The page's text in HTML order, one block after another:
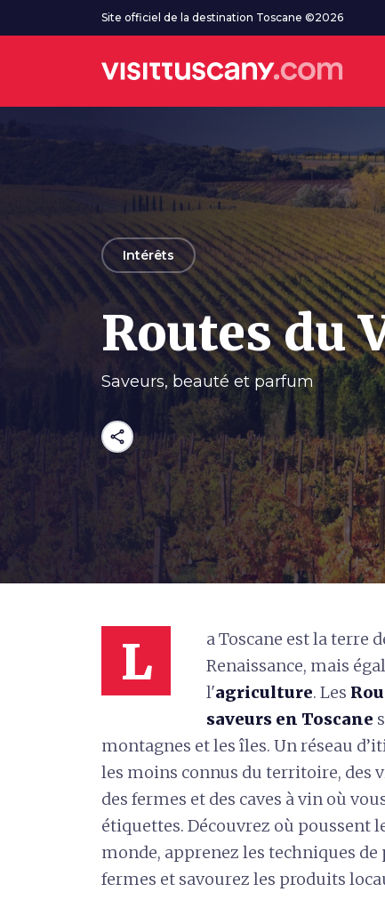
Aller au contenu principalSite officiel de la destination Toscane ©2026
arrow_backIntérêts
Routes du
Saveurs, beauté et parfum
share
L
a Toscane est la terre
Renaissance, mais
l'agriculture. Les
saveurs en Toscane
montagnes et les îles. Un réseau
les moins connus du territoire, des
des fermes et des caves à vin où
étiquettes. Découvrez où poussent
monde, apprenez les techniques
fermes et savourez les produits